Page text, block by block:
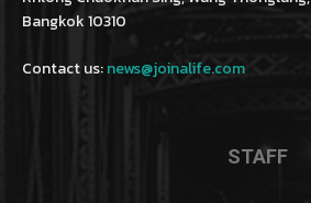
Bangkok 10310
Contact us:news@joinalife.com
STAFF